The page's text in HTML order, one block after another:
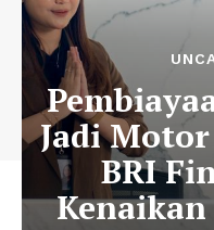
Jadi
BRI
Kenaikan